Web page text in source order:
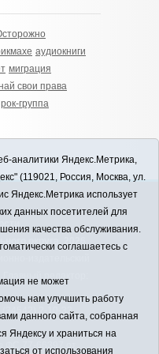
аудиокниги
миграция
свои права
рок-группа
округа, 2026
издательский
Главный редактор:
(34542) 2-10-33
77-66397 от
аналитики Яндекс.Метрика,
(119021, Россия, Москва, ул.
Яндекс.Метрика использует
данных посетителей для
качества обслуживания.
соглашаетесь с
не может
нам улучшить работу
данного сайта, собранная
Яндексу и храниться на
от использования